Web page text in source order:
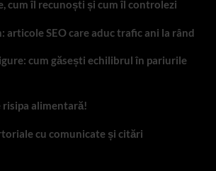
cum îl recunoști și cum îl controlezi
articole SEO care aduc trafic ani la rând
cum găsești echilibrul în pariurile
risipa alimentară!
cu comunicate și citări